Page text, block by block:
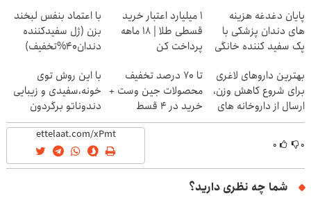
پایان دغدغه هزینه
های دندان پزشکی با
پک سفید کننده خانگی
۱ میلیارد اعتبار خرید
قسطی طلا | ۱۸ ماهه
پرداخت کن
با اعتماد بنفس لبخند
بزن (ژل سفیدکننده
دندان40%تخفیف)
بهترین داروهای لاغری
برای شروع کاهش وزن،
ارسال از داروخانه های
نزدیکت!
تا 70 درصد تخفیف
محصولات جین وست +
خرید در 4 قسط
با این روش توی
خونه،سفیدی و زیبایی
دندوناتو برگردون
(40%off)
۰ ۰
شما چه نظری دارید؟